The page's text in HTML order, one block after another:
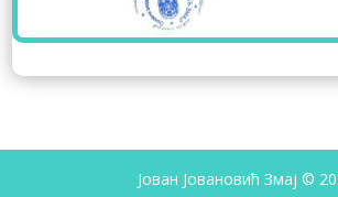
Јован Јовановић Змај ©